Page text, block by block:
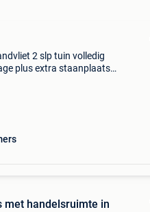
2 slp tuin volledig
plus extra staanplaats
met handelsruimte in